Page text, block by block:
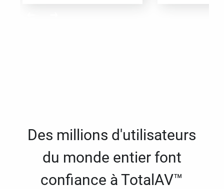
Des millions d'utilisateurs
du monde entier font
confiance à TotalAV™